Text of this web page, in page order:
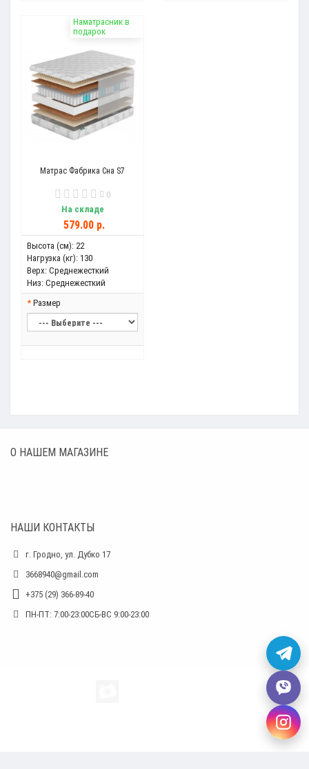
Наматрасник в
подарок
Матрас Фабрика Сна S7
0
На складе
579.00 р.
Высота (см): 22
Нагрузка (кг): 130
Верх: Среднежесткий
Низ: Среднежесткий
Размер
О НАШЕМ МАГАЗИНЕ
НАШИ КОНТАКТЫ
г. Гродно, ул. Дубко 17
3668940@gmail.com
+375 (29) 366-89-40
ПН-ПТ: 7:00-23:00СБ-ВС 9:00-23:00